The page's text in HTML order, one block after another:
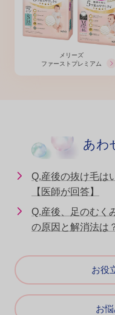
メリーズ
ファーストプレミアム
あわ
Q.産後の抜け毛は
【医師が回答】
Q.産後、足のむく
の原因と解消法は
お役
お